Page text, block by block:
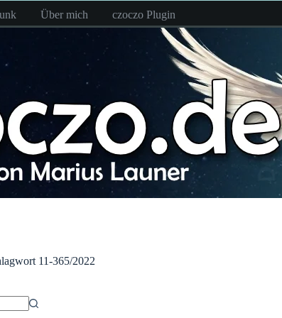
Über mich czoczo Plugin
11-365/2022